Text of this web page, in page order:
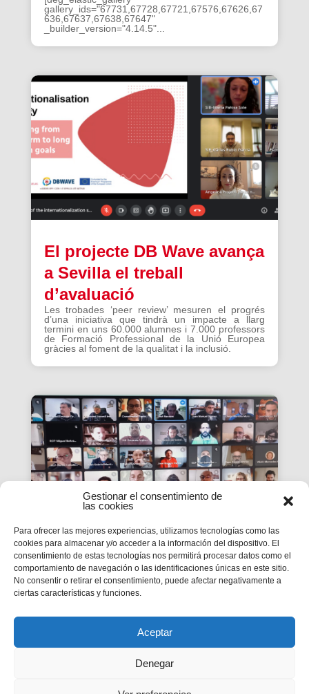
Gestionar el consentimiento de
las cookies
Para ofrecer las mejores experiencias, utilizamos tecnologías como las
cookies para almacenar y/o acceder a la información del dispositivo. El
consentimiento de estas tecnologías nos permitirá procesar datos como el
comportamiento de navegación o las identificaciones únicas en este sitio.
No consentir o retirar el consentimiento, puede afectar negativamente a
ciertas características y funciones.
Aceptar
Denegar
gallery_ids="67731,67728,67721,67576,67626,67
636,67637,67638,67647"
_builder_version="4.14.5"...
El projecte DB Wave avança
a Sevilla el treball
d’avaluació
Les trobades ‘peer review’ mesuren el progrés
d’una iniciativa que tindrà un impacte a llarg
termini en uns 60.000 alumnes i 7.000 professors
de Formació Professional de la Unió Europea
gràcies al foment de la qualitat i la inclusió.
La #PasquaSalesiana 2022
inicia el seu camí de
preparació
Tindran lloc durant el mes d’abril.